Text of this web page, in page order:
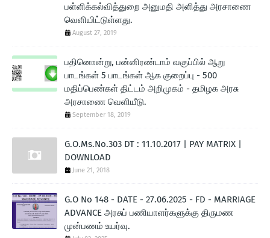
பள்ளிக்கல்வித்துறை அனுமதி அளித்து அரசாணை
வெளியிட்டுள்ளது.
August 27, 2019
பதினொன்று, பன்னிரண்டாம் வகுப்பில் ஆறு
பாடங்கள் 5 பாடங்கள் ஆக குறைப்பு - 500
மதிப்பெண்கள் திட்டம் அறிமுகம் - தமிழக அரசு
அரசாணை வெளியீடு.
September 18, 2019
G.O.Ms.No.303 DT : 11.10.2017 | PAY MATRIX |
DOWNLOAD
June 21, 2018
G.O No 148 - DATE - 27.06.2025 - FD - MARRIAGE
ADVANCE அரசுப் பணியாளர்களுக்கு திருமண
முன்பணம் உயர்வு.